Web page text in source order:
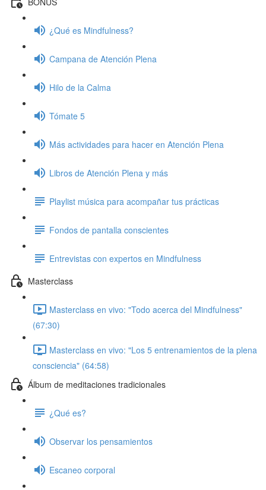
¿Qué es Mindfulness?
Campana de Atención Plena
Hilo de la Calma
Tómate 5
Más actividades para hacer en Atención Plena
Libros de Atención Plena y más
Playlist música para acompañar tus prácticas
Fondos de pantalla conscientes
Entrevistas con expertos en Mindfulness
Masterclass
Masterclass en vivo: "Todo acerca del Mindfulness"
(67:30)
Masterclass en vivo: "Los 5 entrenamientos de la plena
consciencia" (64:58)
Álbum de meditaciones tradicionales
¿Qué es?
Observar los pensamientos
Escaneo corporal